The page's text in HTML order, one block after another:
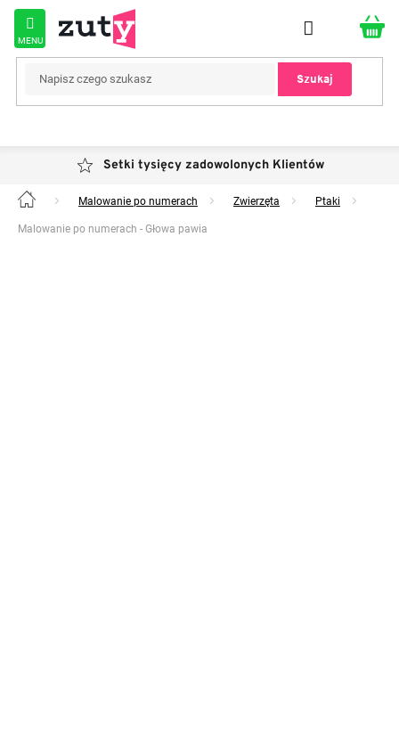
Przejść
treści
Szukaj
Setki tysięcy zadowolonych Klientów
Home Malowanie po numerach Zwierzęta Ptaki
Malowanie po numerach - Głowa pawia